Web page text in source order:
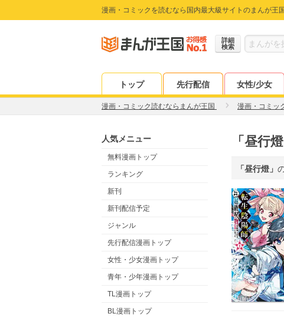
漫画・コミックを読むなら国内最大級サイトのまんが王
詳細
検索
トップ 先行配信 女性/少女
漫画・コミック読むならまんが王国 漫画・コミッ
人気メニュー
無料漫画トップ
ランキング
新刊
新刊配信予定
ジャンル
先行配信漫画トップ
女性・少女漫画トップ
青年・少年漫画トップ
TL漫画トップ
BL漫画トップ
「昼行燈
「昼行燈」